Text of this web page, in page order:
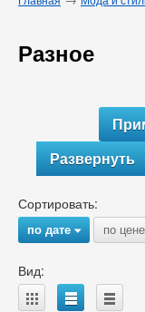
Разное
Развернуть
Сортировать:
по дате{ по цене
Вид:
A B C